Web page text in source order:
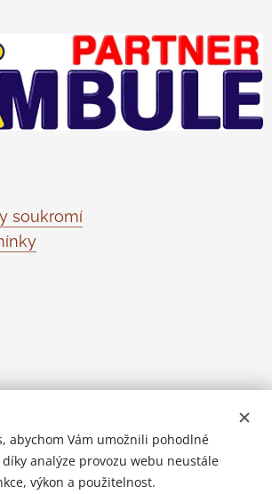
soukromí
službouWebnode Cookies
abychom Vám umožnili pohodlné
analýze provozu webu neustále
výkon a použitelnost.